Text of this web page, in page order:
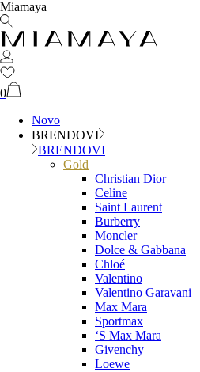
Miamaya
0
Novo
BRENDOVI
BRENDOVI
Gold
Christian Dior
Celine
Saint Laurent
Burberry
Moncler
Dolce & Gabbana
Chloé
Valentino
Valentino Garavani
Max Mara
Sportmax
‘S Max Mara
Givenchy
Loewe